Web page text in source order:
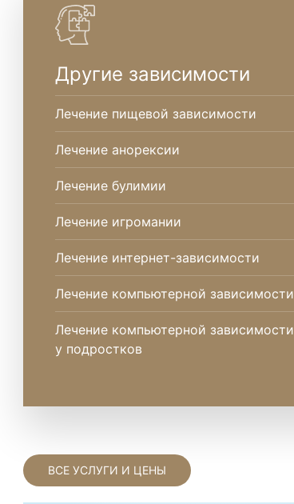
Другие зависимости
Лечение пищевой зависимости
Лечение анорексии
Лечение булимии
Лечение игромании
Лечение интернет-зависимости
Лечение компьютерной зависимости
Лечение компьютерной зависимости
у подростков
ВСЕ УСЛУГИ И ЦЕНЫ